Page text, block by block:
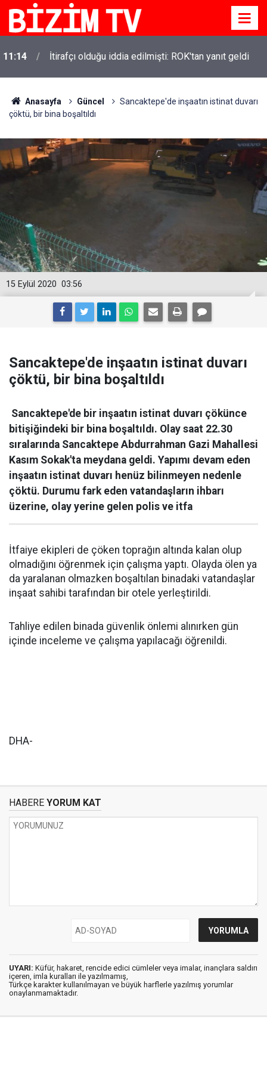
11:14 İtirafçı olduğu iddia edilmişti: ROK'tan yanıt geldi
Anasayfa Güncel
Sancaktepe'de inşaatın istinat duvarı
çöktü, bir bina boşaltıldı
03:56
15 Eylül 2020
Sancaktepe'de inşaatın istinat duvarı
çöktü, bir bina boşaltıldı
Sancaktepe'de bir inşaatın istinat duvarı çökünce
bitişiğindeki bir bina boşaltıldı. Olay saat 22.30
sıralarında Sancaktepe Abdurrahman Gazi Mahallesi
Kasım Sokak'ta meydana geldi. Yapımı devam eden
inşaatın istinat duvarı henüz bilinmeyen nedenle
çöktü. Durumu fark eden vatandaşların ihbarı
üzerine, olay yerine gelen polis ve itfa
İtfaiye ekipleri de çöken toprağın altında kalan olup
olmadığını öğrenmek için çalışma yaptı. Olayda ölen ya
da yaralanan olmazken boşaltılan binadaki vatandaşlar
inşaat sahibi tarafından bir otele yerleştirildi.
Tahliye edilen binada güvenlik önlemi alınırken gün
içinde inceleme ve çalışma yapılacağı öğrenildi.
DHA-
HABERE YORUM KAT
UYARI: Küfür, hakaret, rencide edici cümleler veya imalar, inançlara saldırı
içeren, imla kuralları ile yazılmamış,
Türkçe karakter kullanılmayan ve büyük harflerle yazılmış yorumlar
onaylanmamaktadır.